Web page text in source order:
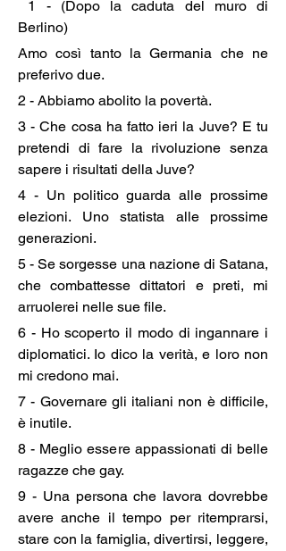
Berlino)
Amo così tanto la Germania che ne
preferivo due.
2 - Abbiamo abolito la povertà.
3 - Che cosa ha fatto ieri la Juve? E tu
pretendi di fare la rivoluzione senza
sapere i risultati della Juve?
4 - Un politico guarda alle prossime
elezioni. Uno statista alle prossime
generazioni.
5 - Se sorgesse una nazione di Satana,
che combattesse dittatori e preti, mi
arruolerei nelle sue file.
6 - Ho scoperto il modo di ingannare i
diplomatici. Io dico la verità, e loro non
mi credono mai.
7 - Governare gli italiani non è difficile,
è inutile.
8 - Meglio essere appassionati di belle
ragazze che gay.
9 - Una persona che lavora dovrebbe
avere anche il tempo per ritemprarsi,
stare con la famiglia, divertirsi, leggere,